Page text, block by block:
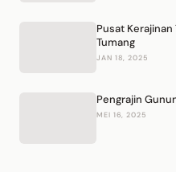
Pusat Kerajinan
Tumang
JAN 18, 2025
Pengrajin
MEI 16, 2025